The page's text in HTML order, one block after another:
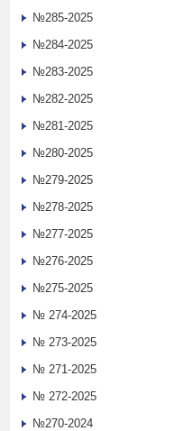
№285-2025
№284-2025
№283-2025
№282-2025
№281-2025
№280-2025
№279-2025
№278-2025
№277-2025
№276-2025
№275-2025
№ 274-2025
№ 273-2025
№ 271-2025
№ 272-2025
№270-2024